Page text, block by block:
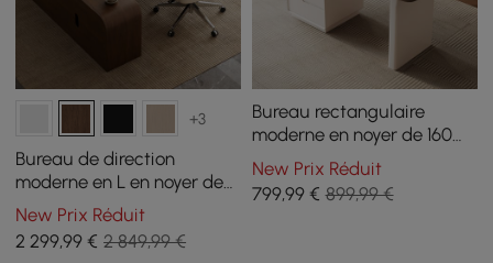
+3
Bureau de direction
moderne en L en noyer de
70,9" avec fauteuil de
bureau inclinable en cuir
(gauche)
New Prix Réduit
2 299,99 € 2 849,99 €
Bureau rectangulaire
moderne en noyer de 160
cm avec station de charge
et rangement
New Prix Réduit
799,99€ 899,99 €